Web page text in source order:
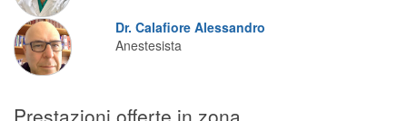
Dr. Calafiore Alessandro
Anestesista
Prestazioni offerte in zona